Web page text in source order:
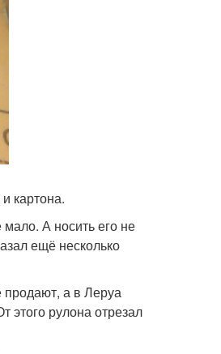
картона.
А носить его не
ещё несколько
продают, а в Леруа
этого рулона отрезал